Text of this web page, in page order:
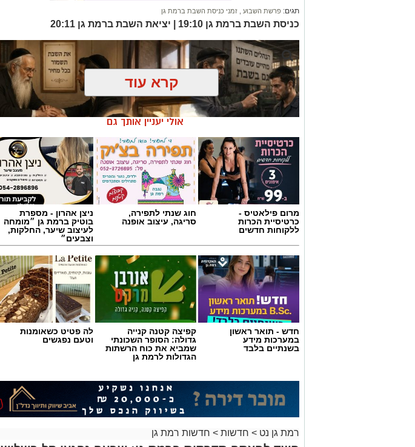
תגים: פרשת השבוע זמני כניסת השבת ברמת גן
כניסת השבת ברמת גן 19:10 | יציאת השבת ברמת גן 20:11
אילוסטרציה AI
הברכה מתחילה הרבה לפני הנס
כולנו ממתינים לנס הגדול.
לישועה.
לרפואה.
לשלום בית.
לזיווג.
אנחנו משוכנעים שהברכה תגיע ביום שבו המציאות תשתנה.
אבל פרשת ראה מגלה לנו מבט אחר.
"רְאֵה אָנֹכִי נֹתֵן לִפְנֵיכֶם הַיּוֹם בְּרָכָה..."
שימו לב למילה אחת.
"נותן".
קרא עוד
אולי יעניין אותך גם
מרום פילאטיס -
כרטיסיית הכרות
ללקוחות חדשים
חוג שנתי לתפירה,
סריגה, עיצוב אופנה
ניצן אהרון - מספרת
בוטיק ברמת גן ״מומחה
לעיצוב שיער, החלקות,
וצבעים״
חדש - תואר ראשון
במערכות מידע
בשנתיים בלבד
קפיצה קטנה קנייה
גדולה: הסופר השכונתי
שמביא את כוח הרשתות
הגדולות לרמת גן
לה פטיט כשאומנות
וטעם נפגשים
רמת גן נט > חדשות > חדשות רמת גן